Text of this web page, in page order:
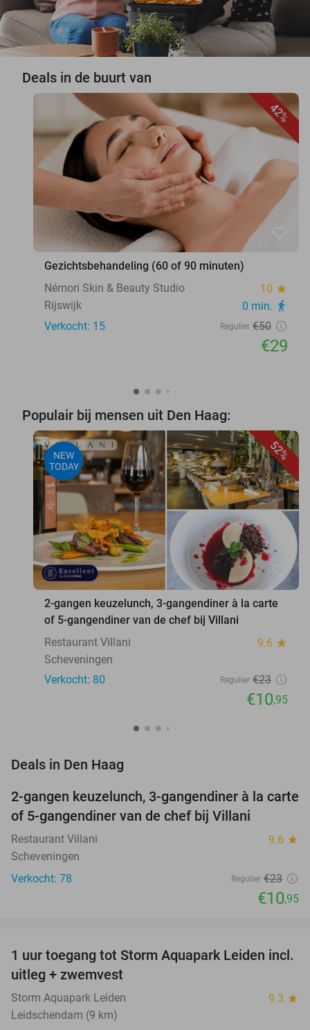
Deals in de buurt van
42%
Gezichtsbehandeling (60 of 90 minuten)
Némori Skin & Beauty Studio
10 star
Rijswijk 0 min. directions_walk
Verkocht: 15 Regulier €50
€29
Populair bij mensen uit Den Haag:
52%
NEW
TODAY
2-gangen keuzelunch, 3-gangendiner à la carte
of 5-gangendiner van de chef bij Villani
Restaurant Villani
9.6 star
Scheveningen
Verkocht: 80
Regulier €23
€10,95
Deals in Den Haag
52%
NEW
TODAY
2-gangen keuzelunch, 3-gangendiner à la carte
of 5-gangendiner van de chef bij Villani
Restaurant Villani 9.6 star
Scheveningen
Verkocht: 78
Regulier €23
€10,95
38%
1 uur toegang tot Storm Aquapark Leiden incl.
uitleg + zwemvest
Storm Aquapark Leiden 9.3 star
Leidschendam (9 km)